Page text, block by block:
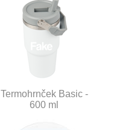
Termohrnček Basic -
600 ml